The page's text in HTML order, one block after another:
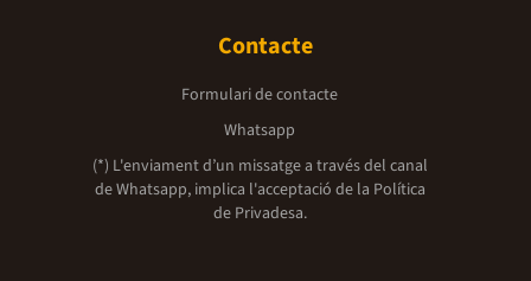
Contacte
Formulari de contacte
Whatsapp
(*) L'enviament d’un missatge a través del canal
de Whatsapp, implica l'acceptació de la Política
de Privadesa.